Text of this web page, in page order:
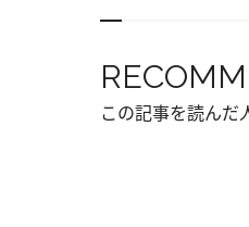
この記事を読んだ